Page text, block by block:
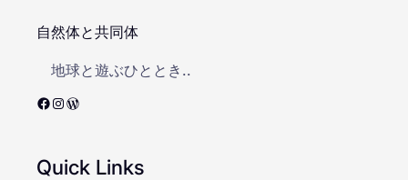
自然体と共同体
地球と遊ぶひととき..
Facebook Instagram WordPress
Quick Links